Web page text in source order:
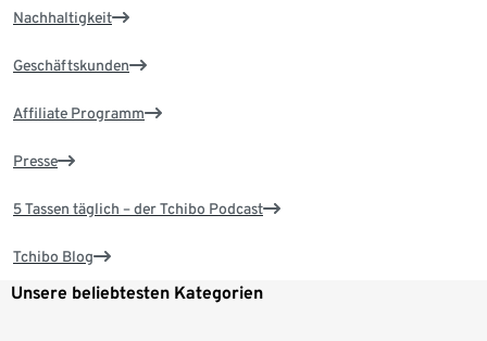
Nachhaltigkeit
Geschäftskunden
Affiliate Programm
Presse
5 Tassen täglich – der Tchibo Podcast
Tchibo Blog
Unsere beliebtesten Kategorien